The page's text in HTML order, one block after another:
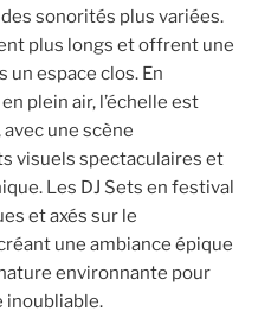
sonorités plus variées.
plus longs et offrent une
espace clos. En
plein air, l’échelle est
une scène
visuels spectaculaires et
Les DJ Sets en festival
et axés sur le
une ambiance épique
environnante pour
inoubliable.